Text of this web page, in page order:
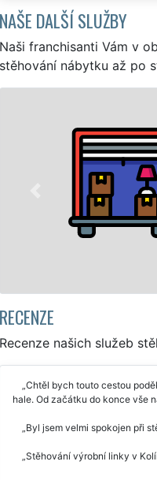
NAŠE DALŠÍ SLUŽBY
Naši franchisanti Vám v
stěhování nábytku až po
STĚHOVACÍ PRÁCE
EXTRA STĚHOVÁNÍ
Poskytujeme
24 hodin denně, 7 dní
společnosti, a
o stěhování v Kolíně
RECENZE
Recenze našich služeb
Chtěl bych touto cestou
hale. Od začátku do konce vše
Byl jsem velmi spokojen při
Stěhování výrobní linky v